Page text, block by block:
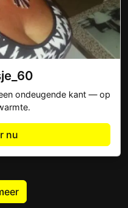
ondeugende kant — op
nu